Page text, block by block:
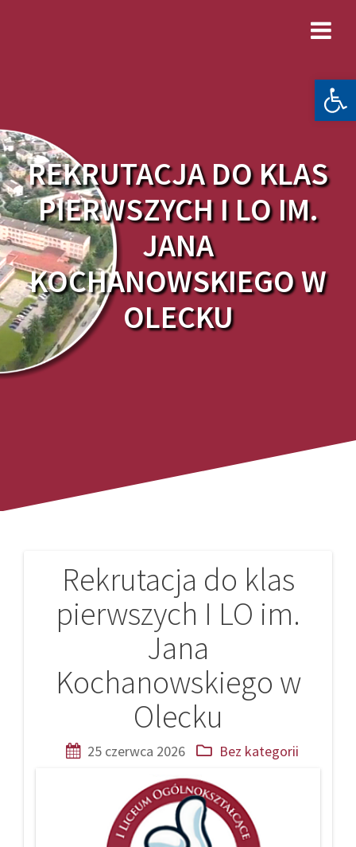
REKRUTACJA DO KLAS
PIERWSZYCH I LO IM.
JANA
KOCHANOWSKIEGO W
OLECKU
Rekrutacja do klas
pierwszych I LO im.
Jana
Kochanowskiego w
Olecku
25 czerwca 2026 Bez kategorii
Nawigacja
wpisu